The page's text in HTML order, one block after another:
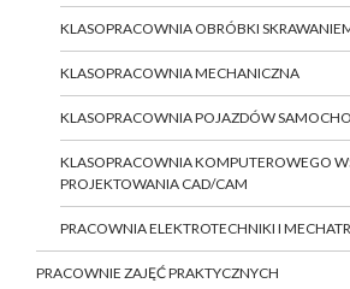
KLASOPRACOWNIA OBRÓBKI
KLASOPRACOWNIA MECHANICZNA
KLASOPRACOWNIA POJAZDÓW
KLASOPRACOWNIA KOMPUTEROWEGO
PROJEKTOWANIA CAD/CAM
PRACOWNIA ELEKTROTECHNIKI I
PRACOWNIE ZAJĘĆ PRAKTYCZNYCH